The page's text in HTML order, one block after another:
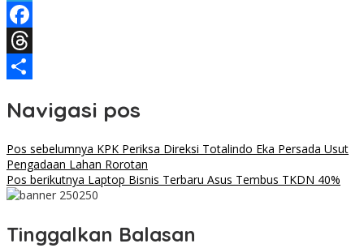
Telegram
Facebook
Threads
Navigasi pos
Pos sebelumnya KPK Periksa Direksi Totalindo Eka Persada Usut
Pengadaan Lahan Rorotan
Pos berikutnya Laptop Bisnis Terbaru Asus Tembus TKDN 40%
Tinggalkan Balasan